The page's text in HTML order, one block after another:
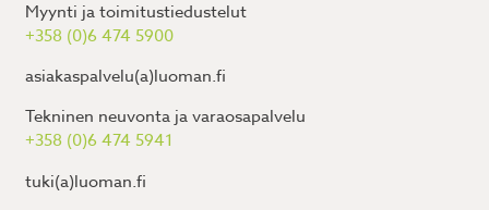
Myynti ja toimitustiedustelut
+358 (0)6 474 5900
asiakaspalvelu(a)luoman.fi
Tekninen neuvonta ja varaosapalvelu
+358 (0)6 474 5941
tuki(a)luoman.fi